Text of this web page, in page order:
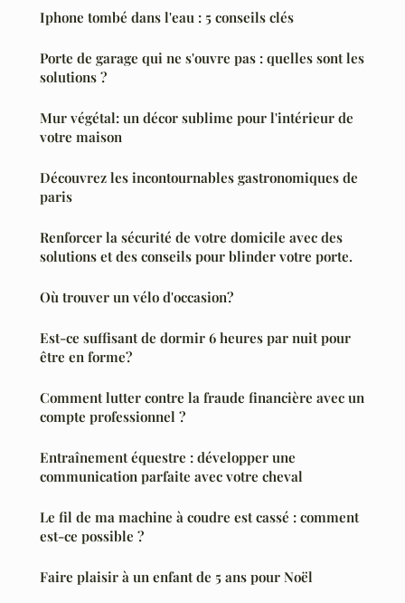
Iphone tombé dans l'eau : 5 conseils clés
Porte de garage qui ne s'ouvre pas : quelles sont les
solutions ?
Mur végétal: un décor sublime pour l'intérieur de
votre maison
Découvrez les incontournables gastronomiques de
paris
Renforcer la sécurité de votre domicile avec des
solutions et des conseils pour blinder votre porte.
Où trouver un vélo d'occasion?
Est-ce suffisant de dormir 6 heures par nuit pour
être en forme?
Comment lutter contre la fraude financière avec un
compte professionnel ?
Entraînement équestre : développer une
communication parfaite avec votre cheval
Le fil de ma machine à coudre est cassé : comment
est-ce possible ?
Faire plaisir à un enfant de 5 ans pour Noël